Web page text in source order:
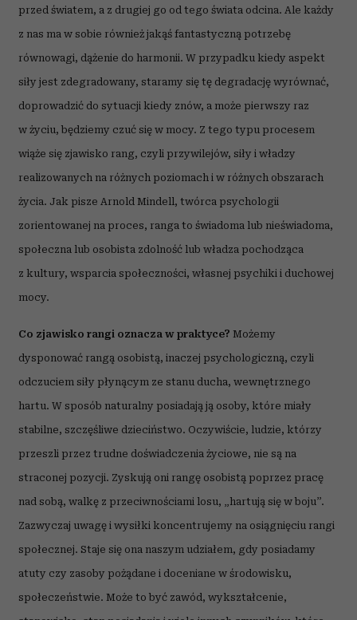
przed światem, a z drugiej go od tego świata odcina. Ale każdy
z nas ma w sobie również jakąś fantastyczną potrzebę
równowagi, dążenie do harmonii. W przypadku kiedy aspekt
siły jest zdegradowany, staramy się tę degradację wyrównać,
doprowadzić do sytuacji kiedy znów, a może pierwszy raz
w życiu, będziemy czuć się w mocy. Z tego typu procesem
wiąże się zjawisko rang, czyli przywilejów, siły i władzy
realizowanych na różnych poziomach i w różnych obszarach
życia. Jak pisze Arnold Mindell, twórca psychologii
zorientowanej na proces, ranga to świadoma lub nieświadoma,
społeczna lub osobista zdolność lub władza pochodząca
z kultury, wsparcia społeczności, własnej psychiki i duchowej
mocy.
Co zjawisko rangi oznacza w praktyce? Możemy
dysponować rangą osobistą, inaczej psychologiczną, czyli
odczuciem siły płynącym ze stanu ducha, wewnętrznego
hartu. W sposób naturalny posiadają ją osoby, które miały
stabilne, szczęśliwe dzieciństwo. Oczywiście, ludzie, którzy
przeszli przez trudne doświadczenia życiowe, nie są na
straconej pozycji. Zyskują oni rangę osobistą poprzez pracę
nad sobą, walkę z przeciwnościami losu, „hartują się w boju”.
Zazwyczaj uwagę i wysiłki koncentrujemy na osiągnięciu rangi
społecznej. Staje się ona naszym udziałem, gdy posiadamy
atuty czy zasoby pożądane i doceniane w środowisku,
społeczeństwie. Może to być zawód, wykształcenie,